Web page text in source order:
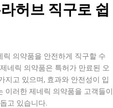
허브 직구로 쉽
의약품을 안전하게 직구할 수
네릭 의약품은 특허가 만료된 오
지고 있으며, 효과와 안전성이 입
이러한 제네릭 의약품을 고객들이
고 있습니다.